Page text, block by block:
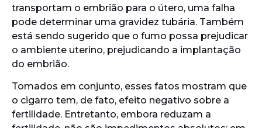
transportam o embrião para o útero, uma falha
pode determinar uma gravidez tubária. Também
está sendo sugerido que o fumo possa prejudicar
o ambiente uterino, prejudicando a implantação
do embrião.
Tomados em conjunto, esses fatos mostram que
o cigarro tem, de fato, efeito negativo sobre a
fertilidade. Entretanto, embora reduzam a